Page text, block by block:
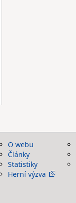
O webu
Články
Statistiky
Herní výzva